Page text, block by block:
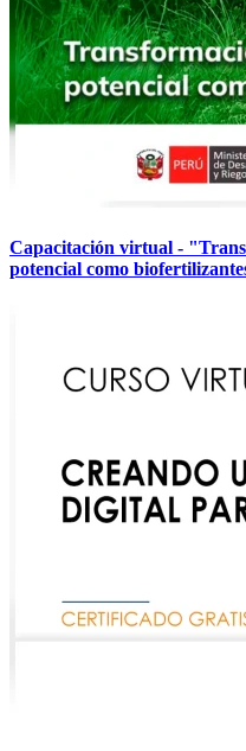
Capacitación virtual -
potencial como